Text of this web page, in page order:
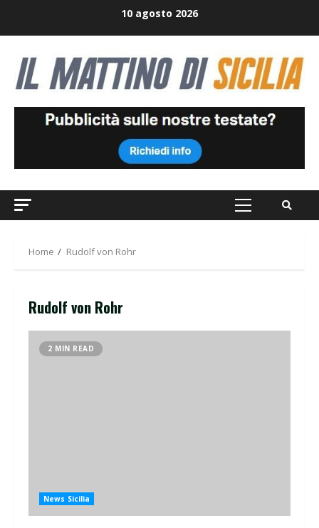
10 agosto 2026
Primary
Home Rudolf von Rohr
Rudolf von Rohr
2 MIN READ
News Sicilia